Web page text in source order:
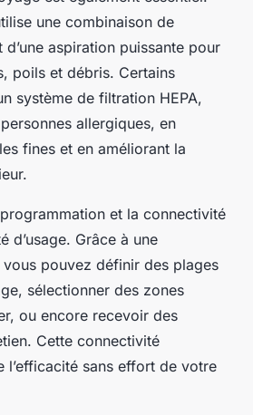
une combinaison de
aspiration puissante pour
poils et débris. Certains
système de filtration HEPA,
allergiques, en
fines et en améliorant la
et la connectivité
d’usage. Grâce à une
pouvez définir des plages
sélectionner des zones
ou encore recevoir des
Cette connectivité
l’efficacité sans effort de votre